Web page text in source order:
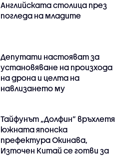
Английската столица през
погледа на младите
Депутати настояват за
установяване на произхода
на дрона и целта на
навлизането му
Тайфунът „Долфин” връхлетя
южната японска
префектура Окинава,
Източен Китай се готви за